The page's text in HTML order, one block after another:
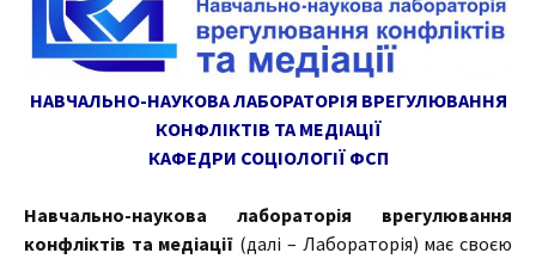
НАВЧАЛЬНО-НАУКОВА ЛАБОРАТОРІЯ ВРЕГУЛЮВАННЯ
КОНФЛІКТІВ ТА МЕДІАЦІЇ
КАФЕДРИ СОЦІОЛОГІЇ ФСП
Навчально-наукова лабораторія врегулювання
конфліктів та медіації (далі – Лабораторія) має своєю